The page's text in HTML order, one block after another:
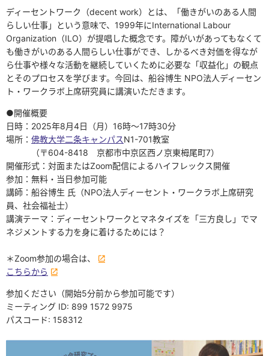
ディーセントワーク（decent work）とは、「働きがいのある人間
らしい仕事」という意味で、1999年にInternational Labour
Organization（ILO）が提唱した概念です。障がいがあってもなくて
も働きがいのある人間らしい仕事ができ、しかるべき対価を得なが
ら仕事や様々な活動を継続していくために必要な「収益化」の観点
とそのプロセスを学びます。今回は、船谷博生 NPO法人ディーセン
ト・ワークラボ上席研究員に講演いただきます。
●開催概要
日時：2025年8月4日（月）16時～17時30分
場所： 佛教大学二条キャンパスN1-701教室
（〒604-8418 京都市中京区西ノ京東栂尾町7）
開催形式：対面またはZoom配信によるハイフレックス開催
参加：無料・当日参加可能
講師：船谷博生 氏（NPO法人ディーセント・ワークラボ上席研究
員、社会福祉士）
講演テーマ：ディーセントワークとマネタイズを「三方良し」でマ
ネジメントする力を身に着けるためには？
＊Zoom参加の場合は、
こちらから
参加ください（開始5分前から参加可能です）
ミーティング ID: 899 1572 9975
パスコード: 158312